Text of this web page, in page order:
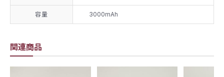
関連商品
容量 3000mAh